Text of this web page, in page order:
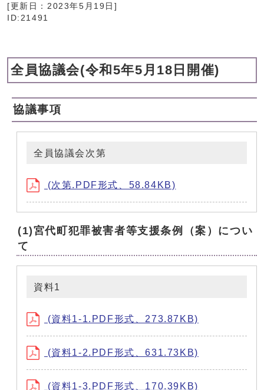
[更新日： 2023年5月19日 ]
ID:21491
全員協議会(令和5年5月18日開催)
協議事項
全員協議会次第
(次第.PDF形式、58.84KB)
(1)宮代町犯罪被害者等支援条例（案）につい
て
資料1
(資料1-1.PDF形式、273.87KB)
(資料1-2.PDF形式、631.73KB)
(資料1-3.PDF形式、170.39KB)